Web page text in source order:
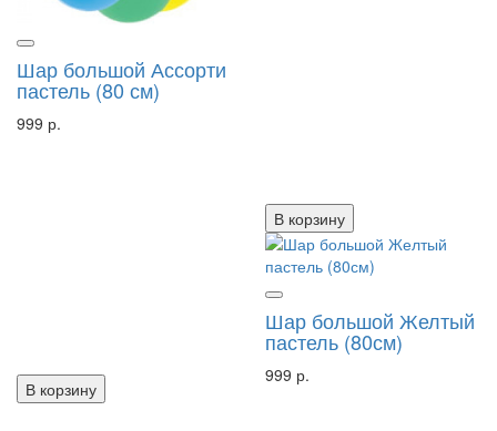
Шар большой Ассорти
пастель (80 см)
999 р.
В корзину
В корзину
Шар большой Желтый
пастель (80см)
999 р.